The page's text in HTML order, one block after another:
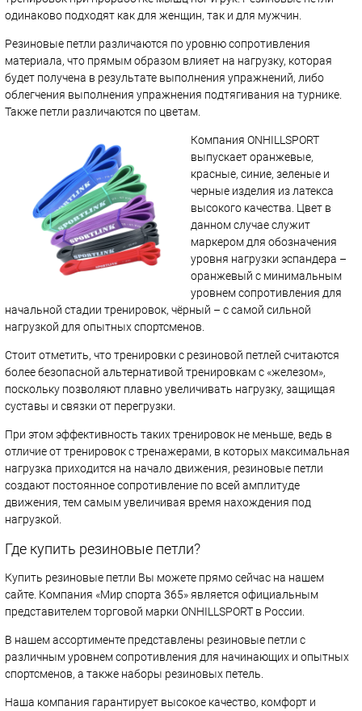
одинаково подходят как для женщин, так и для мужчин.
Резиновые петли различаются по уровню сопротивления
материала, что прямым образом влияет на нагрузку, которая
будет получена в результате выполнения упражнений, либо
облегчения выполнения упражнения подтягивания на турнике.
Также петли различаются по цветам.
Компания ONHILLSPORT
выпускает оранжевые,
красные, синие, зеленые и
черные изделия из латекса
высокого качества. Цвет в
данном случае служит
маркером для обозначения
уровня нагрузки эспандера –
оранжевый с минимальным
уровнем сопротивления для
начальной стадии тренировок, чёрный – с самой сильной
нагрузкой для опытных спортсменов.
Стоит отметить, что тренировки с резиновой петлей считаются
более безопасной альтернативой тренировкам с «железом»,
поскольку позволяют плавно увеличивать нагрузку, защищая
суставы и связки от перегрузки.
При этом эффективность таких тренировок не меньше, ведь в
отличие от тренировок с тренажерами, в которых максимальная
нагрузка приходится на начало движения, резиновые петли
создают постоянное сопротивление по всей амплитуде
движения, тем самым увеличивая время нахождения под
нагрузкой.
Где купить резиновые петли?
Купить резиновые петли Вы можете прямо сейчас на нашем
сайте. Компания «Мир спорта 365» является официальным
представителем торговой марки ONHILLSPORT в России.
В нашем ассортименте представлены резиновые петли с
различным уровнем сопротивления для начинающих и опытных
спортсменов, а также наборы резиновых петель.
Наша компания гарантирует высокое качество, комфорт и